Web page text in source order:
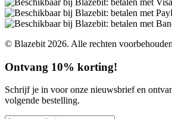
© Blazebit 2026. Alle rechten
Ontvang 10% korting!
Schrijf je in voor onze nieuwsbrief en
volgende bestelling.